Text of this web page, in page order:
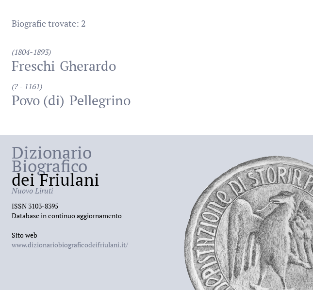
Biografie trovate: 2
(1804-1893)
Freschi Gherardo
(? - 1161)
Povo (di) Pellegrino
Dizionario
Biografico
dei Friulani
Nuovo Liruti
ISSN 3103-8395
Database in continuo aggiornamento
Sito web
www.dizionariobiograficodeifriulani.it/